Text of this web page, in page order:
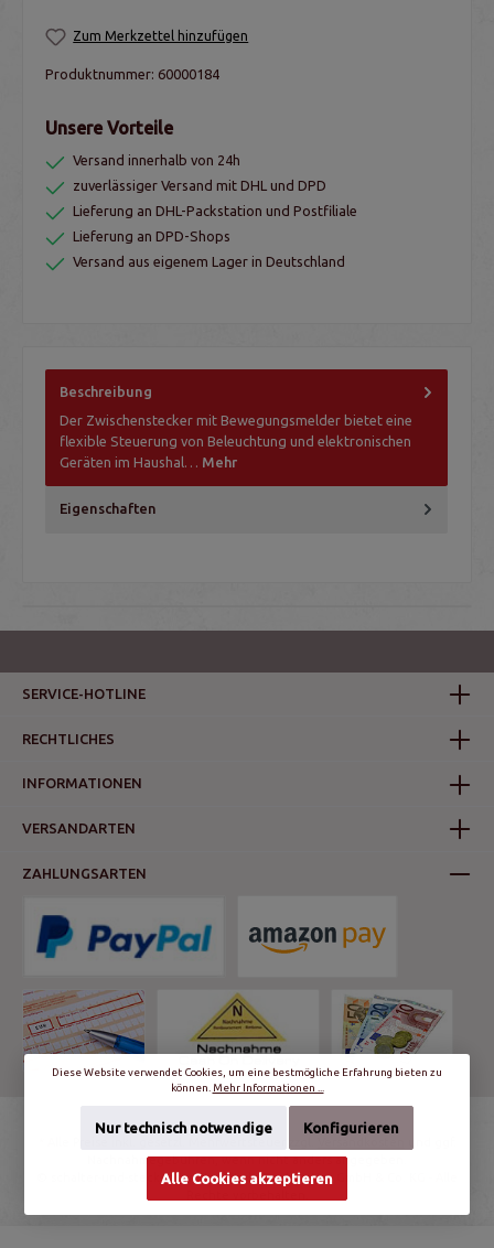
Zum Merkzettel hinzufügen
Produktnummer: 60000184
Unsere Vorteile
Versand innerhalb von 24h
zuverlässiger Versand mit DHL und DPD
Lieferung an DHL-Packstation und Postfiliale
Lieferung an DPD-Shops
Versand aus eigenem Lager in Deutschland
Beschreibung
Der Zwischenstecker mit Bewegungsmelder bietet eine
flexible Steuerung von Beleuchtung und elektronischen
Geräten im Haushal… Mehr
Eigenschaften
SERVICE-HOTLINE
RECHTLICHES
INFORMATIONEN
VERSANDARTEN
ZAHLUNGSARTEN
Nachnahmegebühren, wenn nicht anders angegeben.
© schalter-und-steckdosen.de | World Trading Net GmbH & Co. KG - Alle
Diese Website verwendet Cookies, um eine bestmögliche Erfahrung bieten zu
können. Mehr Informationen ...
Nur technisch notwendige Konfigurieren
Alle Cookies akzeptieren